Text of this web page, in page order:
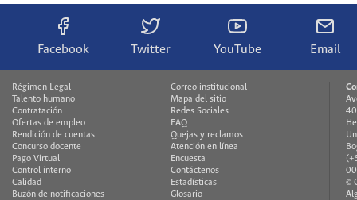
Facebook Twitter YouTube Email
Régimen Legal
Talento humano
Contratación
Ofertas de empleo
Rendición de cuentas
Concurso docente
Pago Virtual
Control interno
Calidad
Buzón de notificaciones
Correo institucional
Mapa del sitio
Redes Sociales
FAQ
Quejas y reclamos
Atención en línea
Encuesta
Contáctenos
Estadísticas
Glosario
©